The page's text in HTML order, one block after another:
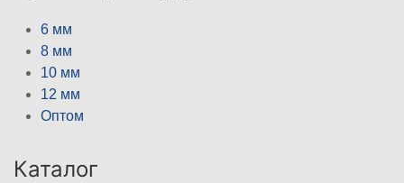
6 мм
8 мм
10 мм
12 мм
Оптом
Каталог